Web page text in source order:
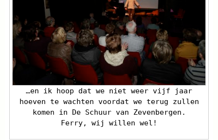
…en ik hoop dat we niet weer vijf jaar
hoeven te wachten voordat we terug zullen
komen in De Schuur van Zevenbergen.
Ferry, wij willen wel!